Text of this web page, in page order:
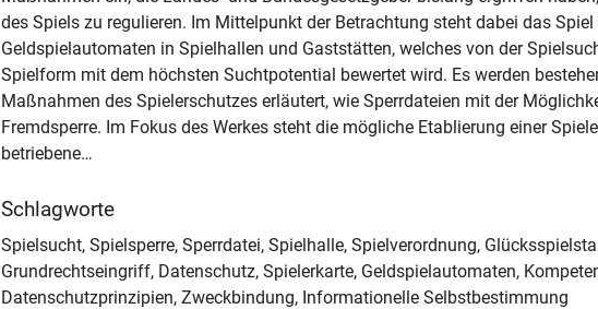
des Spiels zu regulieren. Im Mittelpunkt der Betrachtung steht dabei das
Geldspielautomaten in Spielhallen und Gaststätten, welches von der
Spielform mit dem höchsten Suchtpotential bewertet wird. Es werden
Maßnahmen des Spielerschutzes erläutert, wie Sperrdateien mit der
Fremdsperre. Im Fokus des Werkes steht die mögliche Etablierung einer
betriebene…
Schlagworte
Spielsucht, Spielsperre, Sperrdatei, Spielhalle, Spielverordnung,
Grundrechtseingriff, Datenschutz, Spielerkarte, Geldspielautomaten,
Datenschutzprinzipien, Zweckbindung, Informationelle Selbstbestimmung